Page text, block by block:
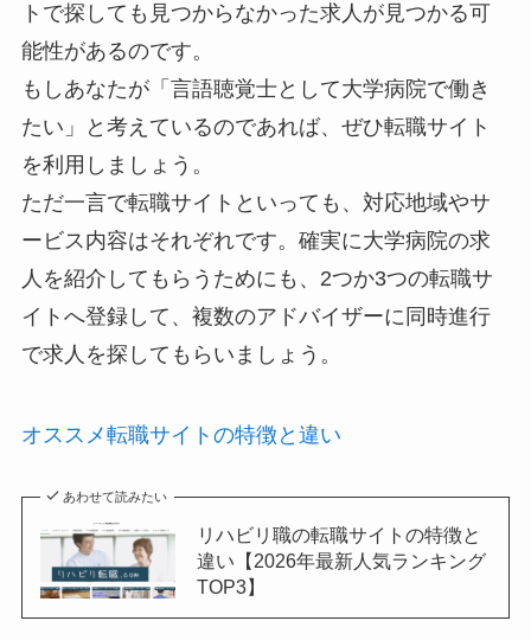
トで探しても見つからなかった求人が見つかる可
能性があるのです。
もしあなたが「言語聴覚士として大学病院で働き
たい」と考えているのであれば、ぜひ転職サイト
を利用しましょう。
ただ一言で転職サイトといっても、対応地域やサ
ービス内容はそれぞれです。確実に大学病院の求
人を紹介してもらうためにも、2つか3つの転職サ
イトへ登録して、複数のアドバイザーに同時進行
で求人を探してもらいましょう。
オススメ転職サイトの特徴と違い
あわせて読みたい
リハビリ職の転職サイトの特徴と
違い【2026年最新人気ランキング
TOP3】